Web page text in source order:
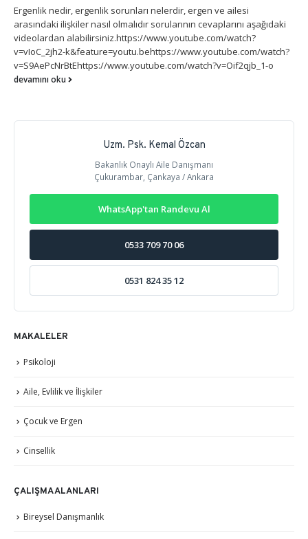
Ergenlik nedir, ergenlik sorunları nelerdir, ergen ve ailesi
arasındaki ilişkiler nasıl olmalıdır sorularının cevaplarını aşağıdaki
videolardan alabilirsiniz.https://www.youtube.com/watch?
v=vIoC_2jh2-k&feature=youtu.behttps://www.youtube.com/watch?
v=S9AePcNrBtEhttps://www.youtube.com/watch?v=Oif2qjb_1-o
devamını oku
Uzm. Psk. Kemal Özcan
Bakanlık Onaylı Aile Danışmanı
Çukurambar, Çankaya / Ankara
WhatsApp'tan Randevu Al
0533 709 70 06
0531 824 35 12
MAKALELER
Psikoloji
Aile, Evlilik ve İlişkiler
Çocuk ve Ergen
Cinsellik
ÇALIŞMA ALANLARI
Bireysel Danışmanlık